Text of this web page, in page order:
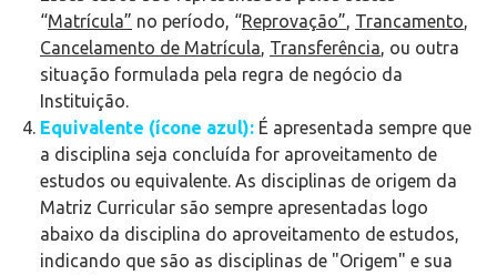
“Matrícula” no período, “Reprovação” Trancamento
Cancelamento de Matrícula Transferência , ou outra
situação formulada pela regra de negócio da
Instituição.
Equivalente (ícone azul): É apresentada sempre que
a disciplina seja concluída for aproveitamento de
estudos ou equivalente. As disciplinas de origem da
Matriz Curricular são sempre apresentadas logo
abaixo da disciplina do aproveitamento de estudos,
indicando que são as disciplinas de "Origem" e sua